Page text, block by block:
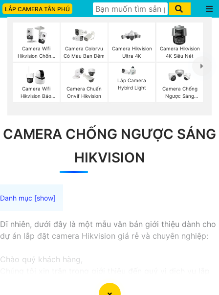
LẮP CAMERA TÂN PHÚ
Camera Wifi
Hikvision Chống
Camera Colorvu
Có Màu Ban Đêm
Camera Hikvision
Ultra 4K
Camera Hikvision
4K Siêu Nét
Camera Wifi
Hikvision Báo
Camera Chuẩn
Onvif Hikvision
Lắp Camera
Hybird Light
Camera Chống
Ngược Sáng
CAMERA CHỐNG NGƯỢC SÁNG
HIKVISION
Dĩ nhiên, dưới đây là một mẫu văn bản giới thiệu dành cho
dự án lắp đặt camera Hikvision giá rẻ và chuyên nghiệp:
Chào quý khách hàng,
đặt camera Hikvision giá rẻ và chuyên nghiệp cho dự án